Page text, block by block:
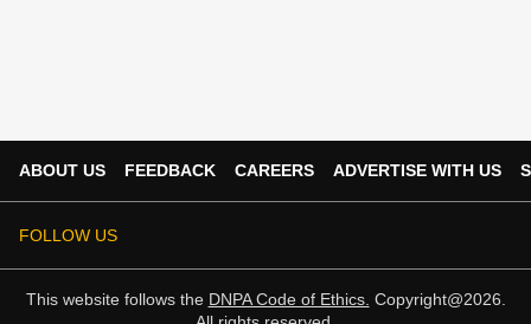
ABOUT US FEEDBACK CAREERS ADVERTISE WITH US
FOLLOW US
This website follows the DNPA Code of Ethics. Copyright@2026.